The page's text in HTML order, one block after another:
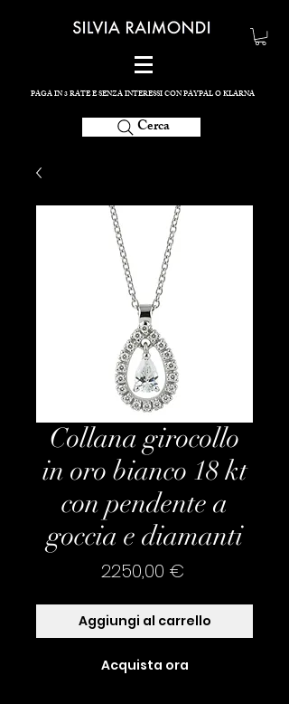
PAGA IN 3 RATE E SENZA INTERESSI CON PAYPAL O KLARNA
Cerca
Collana girocollo
in oro bianco 18 kt
con pendente a
goccia e diamanti
2250,00 €Prezzo
Aggiungi al carrello
Acquista ora